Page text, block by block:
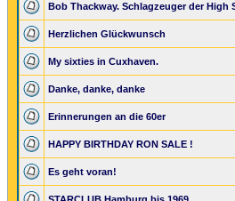
Bob Thackway. Schlagzeuger der High
Herzlichen Glückwunsch
My sixties in Cuxhaven.
Danke, danke, danke
Erinnerungen an die 60er
HAPPY BIRTHDAY RON SALE !
Es geht voran!